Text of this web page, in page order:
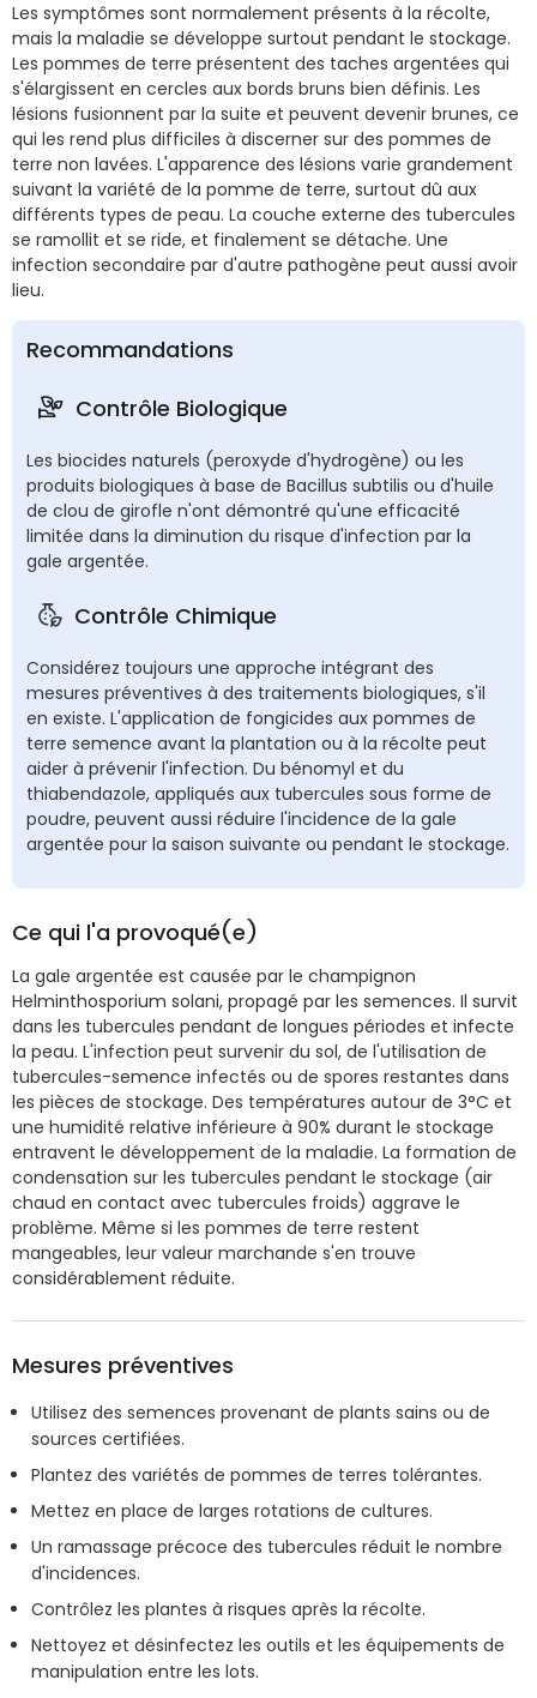
Les symptômes sont normalement présents à la récolte,
mais la maladie se développe surtout pendant le stockage.
Les pommes de terre présentent des taches argentées qui
s'élargissent en cercles aux bords bruns bien définis. Les
lésions fusionnent par la suite et peuvent devenir brunes, ce
qui les rend plus difficiles à discerner sur des pommes de
terre non lavées. L'apparence des lésions varie grandement
suivant la variété de la pomme de terre, surtout dû aux
différents types de peau. La couche externe des tubercules
se ramollit et se ride, et finalement se détache. Une
infection secondaire par d'autre pathogène peut aussi avoir
lieu.
Recommandations
Contrôle Biologique
Les biocides naturels (peroxyde d'hydrogène) ou les
produits biologiques à base de Bacillus subtilis ou d'huile
de clou de girofle n'ont démontré qu'une efficacité
limitée dans la diminution du risque d'infection par la
gale argentée.
Contrôle Chimique
Considérez toujours une approche intégrant des
mesures préventives à des traitements biologiques, s'il
en existe. L'application de fongicides aux pommes de
terre semence avant la plantation ou à la récolte peut
aider à prévenir l'infection. Du bénomyl et du
thiabendazole, appliqués aux tubercules sous forme de
poudre, peuvent aussi réduire l'incidence de la gale
argentée pour la saison suivante ou pendant le stockage.
Ce qui l'a provoqué(e)
La gale argentée est causée par le champignon
Helminthosporium solani, propagé par les semences. Il survit
dans les tubercules pendant de longues périodes et infecte
la peau. L'infection peut survenir du sol, de l'utilisation de
tubercules-semence infectés ou de spores restantes dans
les pièces de stockage. Des températures autour de 3°C et
une humidité relative inférieure à 90% durant le stockage
entravent le développement de la maladie. La formation de
condensation sur les tubercules pendant le stockage (air
chaud en contact avec tubercules froids) aggrave le
problème. Même si les pommes de terre restent
mangeables, leur valeur marchande s'en trouve
considérablement réduite.
Mesures préventives
Utilisez des semences provenant de plants sains ou de
sources certifiées.
Plantez des variétés de pommes de terres tolérantes.
Mettez en place de larges rotations de cultures.
Un ramassage précoce des tubercules réduit le nombre
d'incidences.
Contrôlez les plantes à risques après la récolte.
Nettoyez et désinfectez les outils et les équipements de
manipulation entre les lots.